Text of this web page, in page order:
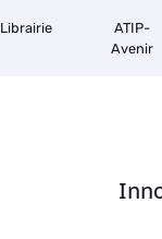
Librairie
ATIP-
Avenir